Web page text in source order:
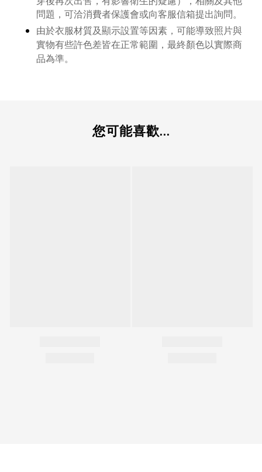
問題，可洽消費者保護會或向客服信箱提出詢問。
由於衣服材質及顯示設置等因素，可能導致照片與
實物有些許色差皆在正常範圍，最終顏色以實際商
品為準。
您可能喜歡...